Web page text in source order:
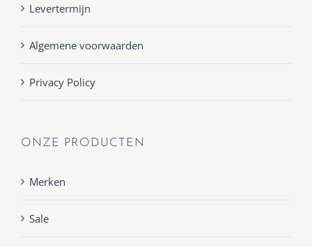
Levertermijn
Algemene voorwaarden
Privacy Policy
ONZE PRODUCTEN
Merken
Sale